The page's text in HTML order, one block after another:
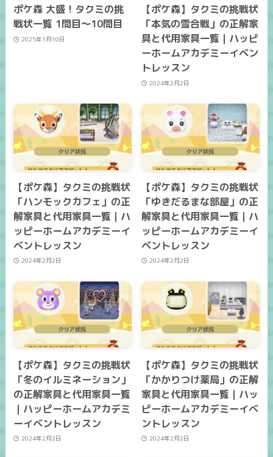
ポケ森 大盛！タクミの挑
戦状一覧 1問目～10問目
2025年1月10日
【ポケ森】タクミの挑戦状
「本気の雪合戦」の正解家
具と代用家具一覧｜ハッピ
ーホームアカデミーイベン
トレッスン
2024年2月2日
【ポケ森】タクミの挑戦状
「ハンモックカフェ」の正
解家具と代用家具一覧｜ハ
ッピーホームアカデミーイ
ベントレッスン
2024年2月2日
【ポケ森】タクミの挑戦状
「ゆきだるまな部屋」の正
解家具と代用家具一覧｜ハ
ッピーホームアカデミーイ
ベントレッスン
2024年2月2日
【ポケ森】タクミの挑戦状
「冬のイルミネーション」
の正解家具と代用家具一覧
｜ハッピーホームアカデミ
ーイベントレッスン
2024年2月2日
【ポケ森】タクミの挑戦状
「かかりつけ薬局」の正解
家具と代用家具一覧｜ハッ
ピーホームアカデミーイベ
ントレッスン
2024年2月2日